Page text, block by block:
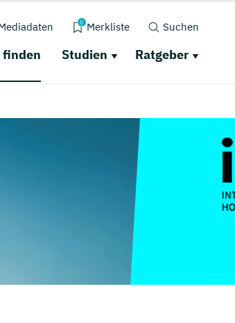
0 Merkliste Suchen
finden Studien Ratgeber